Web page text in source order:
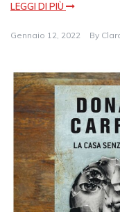
LEGGI DI PIÙ
Gennaio 12, 2022 By